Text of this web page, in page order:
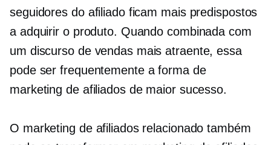
seguidores do afiliado ficam mais predispostos
a adquirir o produto. Quando combinada com
um discurso de vendas mais atraente, essa
pode ser frequentemente a forma de
marketing de afiliados de maior sucesso.
O marketing de afiliados relacionado também